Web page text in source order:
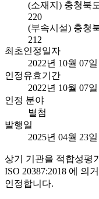
(소재지) 충청북
220
(부속시설) 충청
212
최초인정일자
2022년 10월 07일
인정유효기간
2022년 10월 07
인정 분야
별첨
발행일
2025년 04월 23일
상기 기관을 적합성평
ISO 20387:2018 에 의
인정합니다.